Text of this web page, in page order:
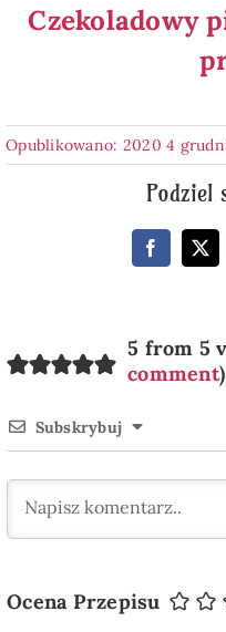
Czekoladowy
Opublikowano: 2020 4
Podziel
5 from 5
comment)
Subskrybuj
Ocena Przepisu